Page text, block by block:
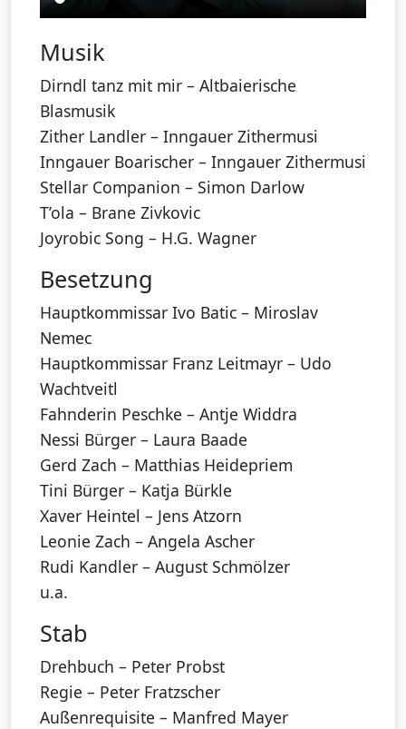
Musik
Dirndl tanz mit mir – Altbaierische
Blasmusik
Zither Landler – Inngauer Zithermusi
Inngauer Boarischer – Inngauer Zithermusi
Stellar Companion – Simon Darlow
T’ola – Brane Zivkovic
Joyrobic Song – H.G. Wagner
Besetzung
Hauptkommissar Ivo Batic – Miroslav
Nemec
Hauptkommissar Franz Leitmayr – Udo
Wachtveitl
Fahnderin Peschke – Antje Widdra
Nessi Bürger – Laura Baade
Gerd Zach – Matthias Heidepriem
Tini Bürger – Katja Bürkle
Xaver Heintel – Jens Atzorn
Leonie Zach – Angela Ascher
Rudi Kandler – August Schmölzer
u.a.
Stab
Drehbuch – Peter Probst
Regie – Peter Fratzscher
Außenrequisite – Manfred Mayer